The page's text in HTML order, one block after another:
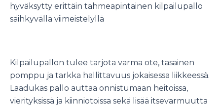
hyväksytty erittäin tahmeapintainen kilpailupallo
säihkyvällä viimeistelyllä
Kilpailupallon tulee tarjota varma ote, tasainen
pomppu ja tarkka hallittavuus jokaisessa liikkeessä.
Laadukas pallo auttaa onnistumaan heitoissa,
vierityksissä ja kiinniotoissa sekä lisää itsevarmuutta